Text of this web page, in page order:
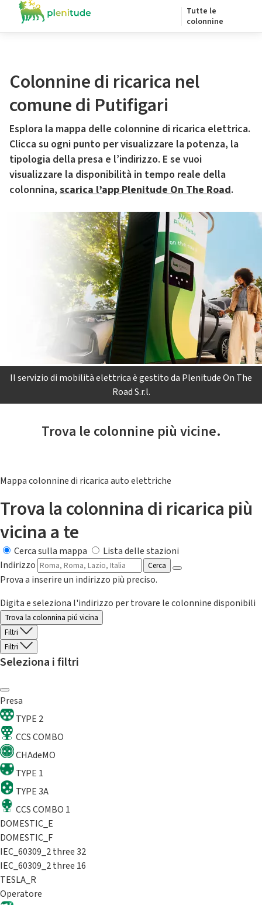
Tutte le
colonnine
Colonnine di ricarica nel
comune di Putifigari
Esplora la mappa delle colonnine di ricarica elettrica.
Clicca su ogni punto per visualizzare la potenza, la
tipologia della presa e l’indirizzo. E se vuoi
visualizzare la disponibilità in tempo reale della
colonnina, scarica l’app Plenitude On The Road.
Il servizio di mobilità elettrica è gestito da Plenitude On The
Road S.r.l.
Trova le colonnine più vicine.
Mappa colonnine di ricarica auto elettriche
Trova la colonnina di ricarica più
vicina a te
Cerca sulla mappa
Lista delle stazioni
Indirizzo
Cerca
Prova a inserire un indirizzo più preciso.
Digita e seleziona l'indirizzo per trovare le colonnine disponibili
Trova la colonnina piú vicina
Filtri
Filtri
Seleziona i filtri
Presa
TYPE 2
CCS COMBO
CHAdeMO
TYPE 1
TYPE 3A
CCS COMBO 1
DOMESTIC_E
DOMESTIC_F
IEC_60309_2 three 32
IEC_60309_2 three 16
TESLA_R
Operatore